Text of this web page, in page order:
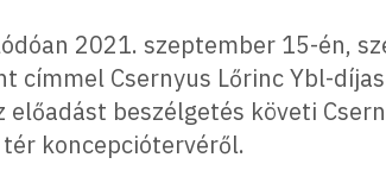
2021. szeptember 15-én,
címmel Csernyus Lőrinc Ybl-
előadást beszélgetés követi
koncepciótervéről.